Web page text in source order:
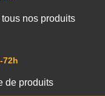
72h
de produits
nos produits